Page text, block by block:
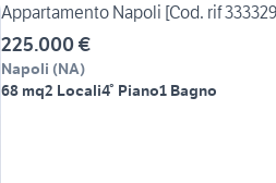
Appartamento Napoli [Cod. rif
225.000 €
Napoli (NA)
68 mq2 Locali4° Piano1 Bagno